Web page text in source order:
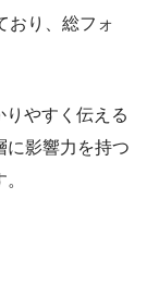
おり、総フォ
やすく伝える
に影響力を持つ